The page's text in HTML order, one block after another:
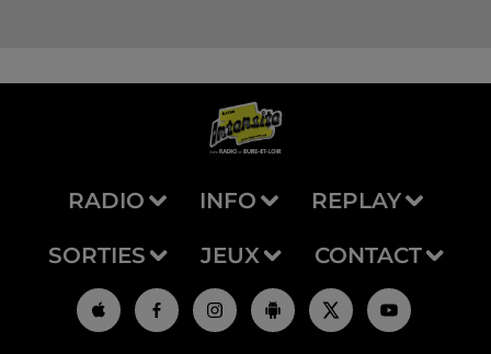
RADIO INFO REPLAY
SORTIES JEUX CONTACT